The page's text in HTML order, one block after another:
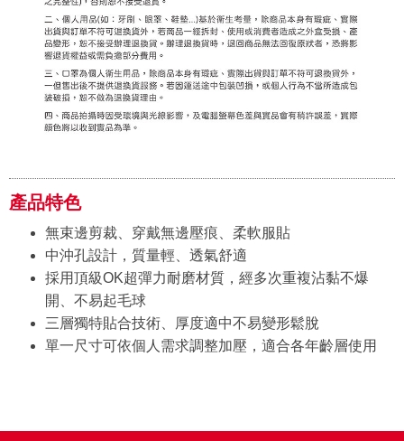
產品特色
無束邊剪裁、穿戴無邊壓痕、柔軟服貼
中沖孔設計，質量輕、透氣舒適
採用頂級OK超彈力耐磨材質，經多次重複沾黏不爆
開、不易起毛球
三層獨特貼合技術、厚度適中不易變形鬆脫
單一尺寸可依個人需求調整加壓，適合各年齡層使用